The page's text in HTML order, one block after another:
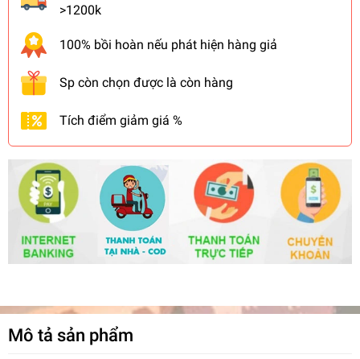
>1200k
100% bồi hoàn nếu phát hiện hàng giả
Sp còn chọn được là còn hàng
Tích điểm giảm giá %
Mô tả sản phẩm